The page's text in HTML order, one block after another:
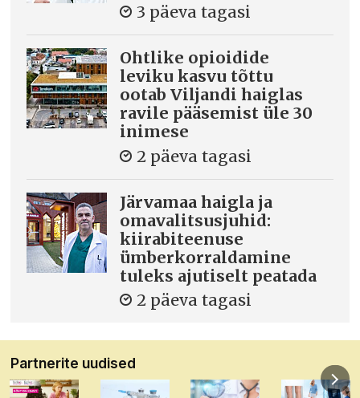
3 päeva tagasi
Ohtlike opioidide
leviku kasvu tõttu
ootab Viljandi haiglas
ravile pääsemist üle 30
inimese
2 päeva tagasi
Järvamaa haigla ja
omavalitsusjuhid:
kiirabiteenuse
ümberkorraldamine
tuleks ajutiselt peatada
2 päeva tagasi
Partnerite uudised